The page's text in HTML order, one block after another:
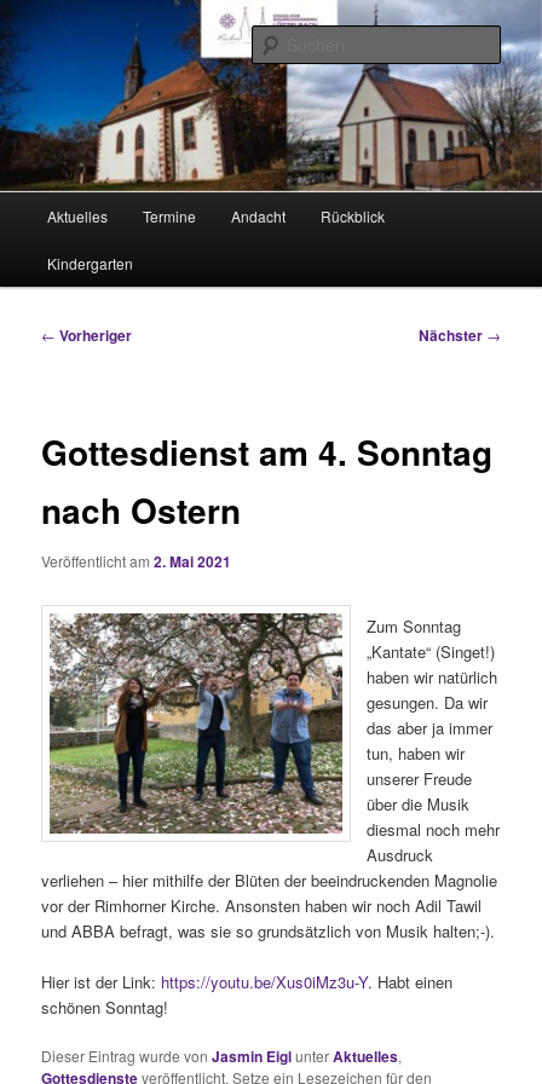
primären
Inhalt
springen
Evangelische Kirchengemeinden
Rimhorn und Lützel-Wiebelsbach
Aktuelles Termine Andacht Rückblick
Kindergarten
Beitragsnavigation
← Vorheriger Nächster →
Gottesdienst am 4. Sonntag
nach Ostern
Veröffentlicht am2. Mai 2021
Zum Sonntag
„Kantate“ (Singet!)
haben wir natürlich
gesungen. Da wir
das aber ja immer
tun, haben wir
unserer Freude
über die Musik
diesmal noch mehr
Ausdruck
verliehen – hier mithilfe der Blüten der beeindruckenden Magnolie
vor der Rimhorner Kirche. Ansonsten haben wir noch Adil Tawil
und ABBA befragt, was sie so grundsätzlich von Musik halten;-).
Hier ist der Link: https://youtu.be/Xus0iMz3u-Y. Habt einen
schönen Sonntag!
Dieser Eintrag wurde vonJasmin EiglunterAktuelles,
Gottesdiensteveröffentlicht. Setze ein Lesezeichen für den